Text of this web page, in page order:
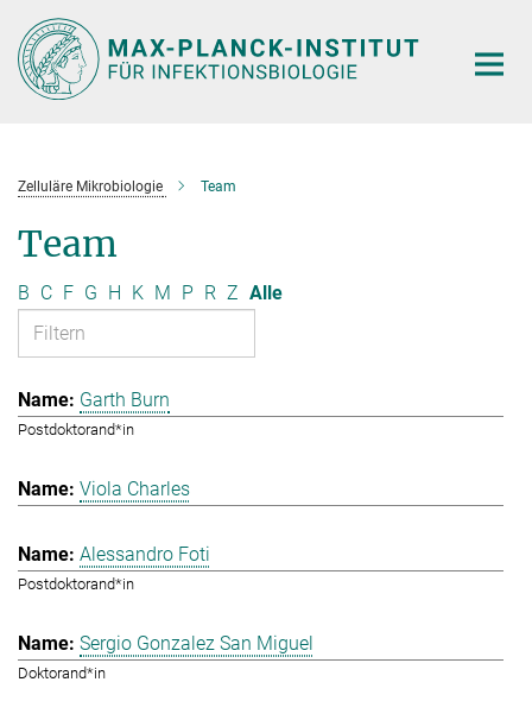
Hauptinhalt
Zelluläre Mikrobiologie Team
Team
B C F G H K M P R Z Alle
Garth Burn
Postdoktorand*in
Viola Charles
Alessandro Foti
Postdoktorand*in
Sergio Gonzalez San Miguel
Doktorand*in